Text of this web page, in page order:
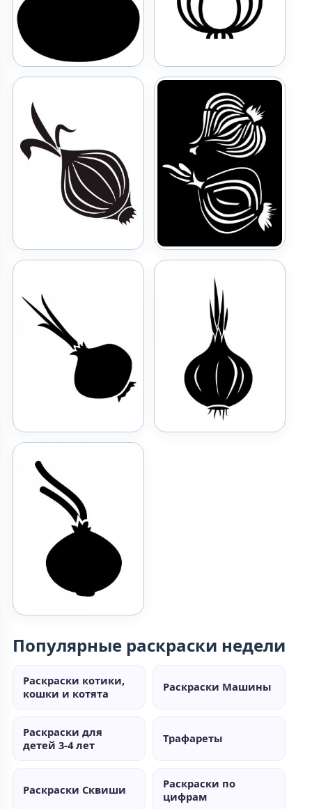
Популярные раскраски недели
Раскраски котики,
кошки и котята
Раскраски Машины
Раскраски для
детей 3-4 лет
Трафареты
Раскраски Сквиши
Раскраски по
цифрам